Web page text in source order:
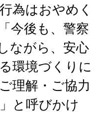
為はおやめく
今後も、警察
ながら、安心
環境づくりに
理解・ご協力
と呼びかけ